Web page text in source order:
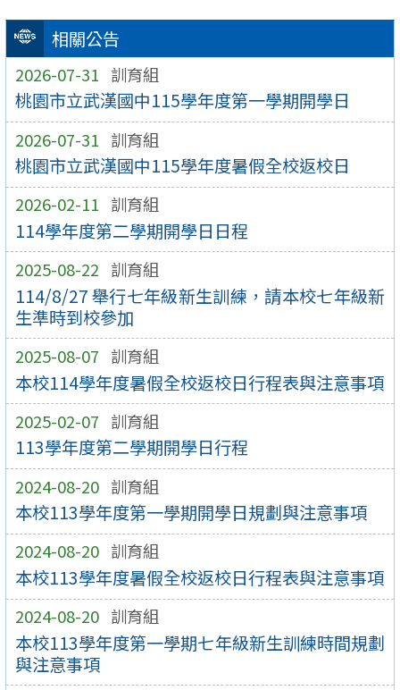
相關公告
2026-07-31 訓育組
桃園市立武漢國中115學年度第一學期開學日
2026-07-31 訓育組
桃園市立武漢國中115學年度暑假全校返校日
2026-02-11 訓育組
114學年度第二學期開學日日程
2025-08-22 訓育組
114/8/27 舉行七年級新生訓練，請本校七年級新
生準時到校參加
2025-08-07 訓育組
本校114學年度暑假全校返校日行程表與注意事項
2025-02-07 訓育組
113學年度第二學期開學日行程
2024-08-20 訓育組
本校113學年度第一學期開學日規劃與注意事項
2024-08-20 訓育組
本校113學年度暑假全校返校日行程表與注意事項
2024-08-20 訓育組
本校113學年度第一學期七年級新生訓練時間規劃
與注意事項